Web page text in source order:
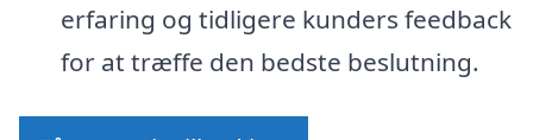
erfaring og tidligere kunders feedback
for at træffe den bedste beslutning.